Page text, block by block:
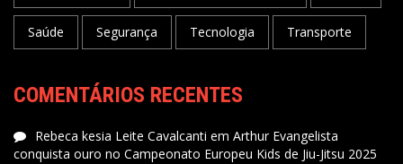
Saúde Segurança Tecnologia Transporte
COMENTÁRIOS RECENTES
Rebeca kesia Leite Cavalcanti em Arthur Evangelista
conquista ouro no Campeonato Europeu Kids de Jiu-Jitsu 2025